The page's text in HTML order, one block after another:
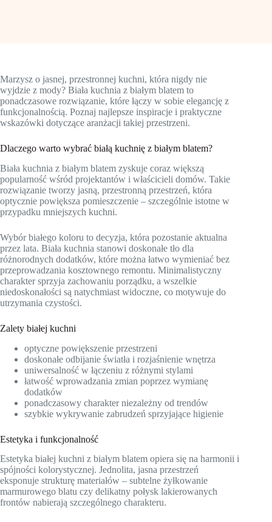
Marzysz o jasnej, przestronnej kuchni, która nigdy nie
wyjdzie z mody? Biała kuchnia z białym blatem to
ponadczasowe rozwiązanie, które łączy w sobie elegancję z
funkcjonalnością. Poznaj najlepsze inspiracje i praktyczne
wskazówki dotyczące aranżacji takiej przestrzeni.
Dlaczego warto wybrać białą kuchnię z białym blatem?
Biała kuchnia z białym blatem zyskuje coraz większą
popularność wśród projektantów i właścicieli domów. Takie
rozwiązanie tworzy jasną, przestronną przestrzeń, która
optycznie powiększa pomieszczenie – szczególnie istotne w
przypadku mniejszych kuchni.
Wybór białego koloru to decyzja, która pozostanie aktualna
przez lata. Biała kuchnia stanowi doskonałe tło dla
różnorodnych dodatków, które można łatwo wymieniać bez
przeprowadzania kosztownego remontu. Minimalistyczny
charakter sprzyja zachowaniu porządku, a wszelkie
niedoskonałości są natychmiast widoczne, co motywuje do
utrzymania czystości.
Zalety białej kuchni
optyczne powiększenie przestrzeni
doskonałe odbijanie światła i rozjaśnienie wnętrza
uniwersalność w łączeniu z różnymi stylami
łatwość wprowadzania zmian poprzez wymianę
dodatków
ponadczasowy charakter niezależny od trendów
szybkie wykrywanie zabrudzeń sprzyjające higienie
Estetyka i funkcjonalność
Estetyka białej kuchni z białym blatem opiera się na harmonii i
spójności kolorystycznej. Jednolita, jasna przestrzeń
eksponuje strukturę materiałów – subtelne żyłkowanie
marmurowego blatu czy delikatny połysk lakierowanych
frontów nabierają szczególnego charakteru.